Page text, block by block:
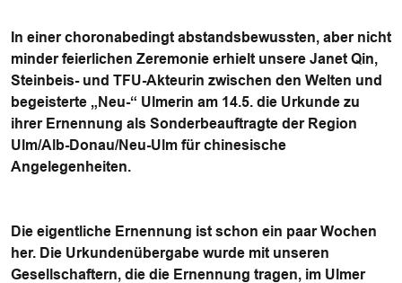
In einer choronabedingt abstandsbewussten, aber nicht
minder feierlichen Zeremonie erhielt unsere Janet Qin,
Steinbeis- und TFU-Akteurin zwischen den Welten und
begeisterte „Neu-“ Ulmerin am 14.5. die Urkunde zu
ihrer Ernennung als Sonderbeauftragte der Region
Ulm/Alb-Donau/Neu-Ulm für chinesische
Angelegenheiten.
Die eigentliche Ernennung ist schon ein paar Wochen
her. Die Urkundenübergabe wurde mit unseren
Gesellschaftern, die die Ernennung tragen, im Ulmer